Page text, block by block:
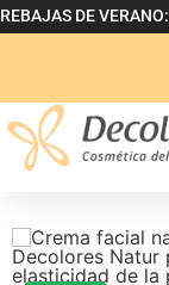
REBAJAS DE VERANO: